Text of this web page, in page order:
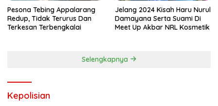
Pesona Tebing Appalarang
Redup, Tidak Terurus Dan
Terkesan Terbengkalai
Jelang 2024 Kisah Haru Nurul
Damayana Serta Suami Di
Meet Up Akbar NRL Kosmetik
Selengkapnya
Kepolisian